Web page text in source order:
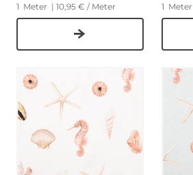
1 Meter | 10,95 € / Meter 1 Meter